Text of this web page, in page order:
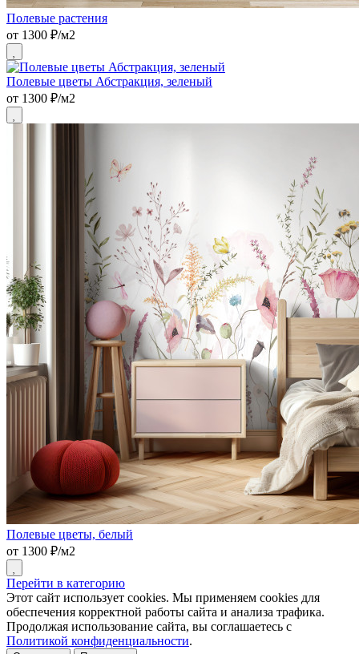
Полевые растения
от 1300 ₽/м2
Полевые цветы Абстракция, зеленый
от 1300 ₽/м2
Полевые цветы, белый
от 1300 ₽/м2
Перейти в категорию
Этот сайт использует cookies. Мы применяем cookies для
обеспечения корректной работы сайта и анализа трафика.
Продолжая использование сайта, вы соглашаетесь с
Политикой конфиденциальности.